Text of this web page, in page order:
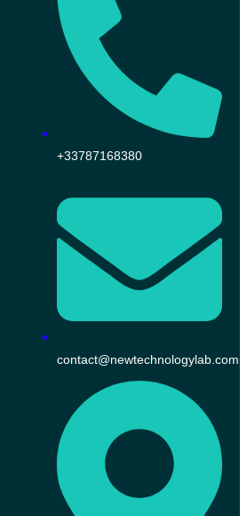
+33787168380
contact@newtechnologylab.com